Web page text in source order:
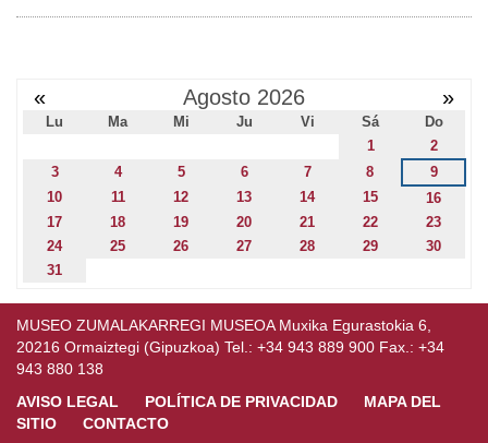
« Agosto 2026 »
Lu Ma Mi Ju Vi Sá
Do
1
2
3
4 5 6 7 8
9
10
11 12 13 14 15
16
17
18 19 20 21 22
23
24
25 26 27 28 29
30
31
MUSEO ZUMALAKARREGI MUSEOA Muxika Egurastokia 6,
20216 Ormaiztegi (Gipuzkoa) Tel.: +34 943 889 900 Fax.: +34
943 880 138
AVISO LEGAL
POLÍTICA DE PRIVACIDAD
MAPA DEL
SITIO
CONTACTO